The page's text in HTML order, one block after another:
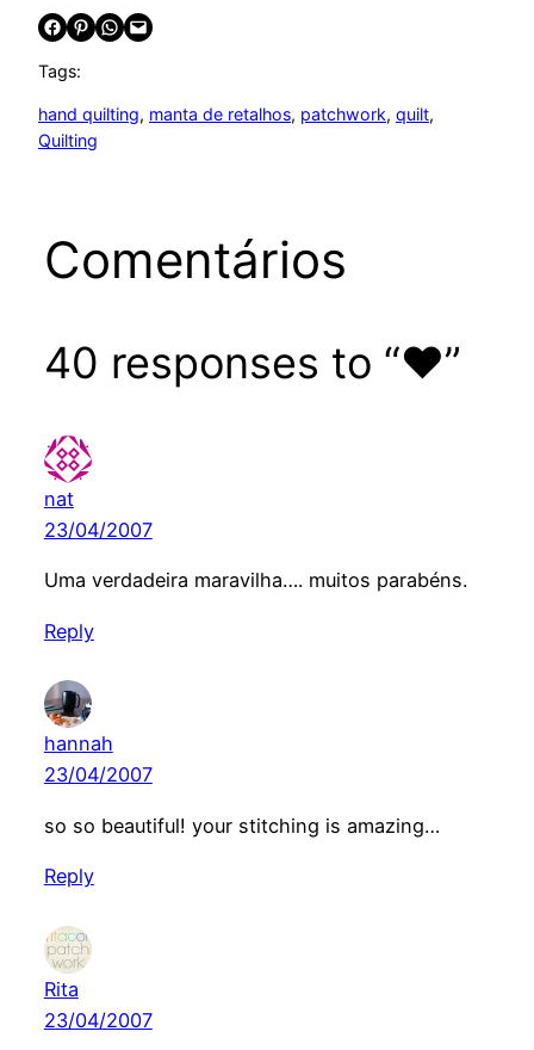
Share on Facebook Share on Pinterest Share on WhatsApp Email this Page
Tags:
hand quilting, manta de retalhos, patchwork, quilt
Quilting
Comentários
40 responses to “♥”
nat
23/04/2007
Uma verdadeira maravilha…. muitos parabéns.
Reply
hannah
23/04/2007
so so beautiful! your stitching is amazing…
Reply
Rita
23/04/2007